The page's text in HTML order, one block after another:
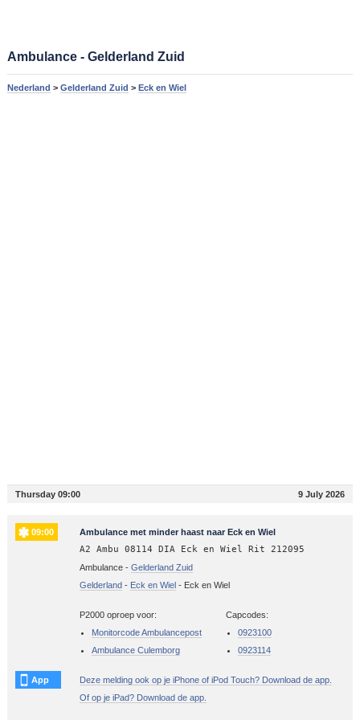
Ambulance - Gelderland Zuid
Nederland > Gelderland Zuid > Eck en Wiel
Thursday 09:00 9 July 2026
09:00 Ambulance met minder haast naar Eck en Wiel
A2 Ambu 08114 DIA Eck en Wiel Rit 212095
Ambulance - Gelderland Zuid
Gelderland- Eck en Wiel- Eck en Wiel
P2000 oproep voor:
Monitorcode Ambulancepost
Ambulance Culemborg
Capcodes:
0923100
0923114
App
Deze melding ook op je iPhone of iPod Touch? Download de app.
Of op je iPad? Download de app.